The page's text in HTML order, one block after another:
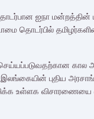
ஐநா
தொடர்பில்
கால
புதிய
உள்ளக விசாரணையை